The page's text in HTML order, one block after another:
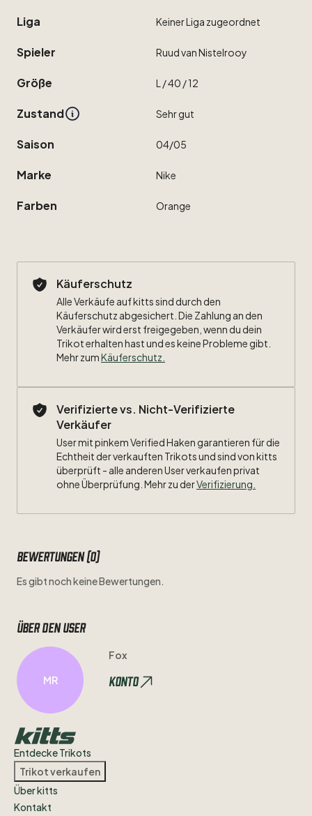
Liga KeinerLiga zugeordnet
Spieler RuudvanNistelrooy
Größe L ​/​40 ​/​12
Zustand Sehrgut
Saison 04​/​05
Marke Nike
Farben Orange
Käuferschutz
Alle Verkäufe auf kitts sind durch den
Käuferschutz abgesichert. Die Zahlung an den
Verkäufer wird erst freigegeben, wenn du dein
Trikot erhalten hast und es keine Probleme gibt.
Mehr zumKäuferschutz
Verifizierte vs. Nicht-Verifizierte
Verkäufer
User mit pinkem Verified Haken garantieren für die
Echtheit der verkauften Trikots und sind von kitts
überprüft - alle anderen User verkaufen privat
ohne Überprüfung. Mehr zu derVerifizierung.
Bewertungen (0)
Es gibt noch keine Bewertungen.
Über den user
MR
Fox
Konto
Entdecke Trikots
Trikot verkaufen
Über kitts
Kontakt